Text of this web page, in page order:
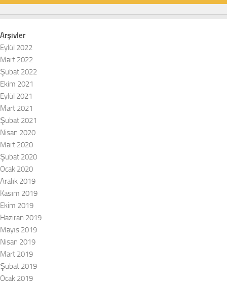
Arşivler
Eylül 2022
Mart 2022
Şubat 2022
Ekim 2021
Eylül 2021
Mart 2021
Şubat 2021
Nisan 2020
Mart 2020
Şubat 2020
Ocak 2020
Aralık 2019
Kasım 2019
Ekim 2019
Haziran 2019
Mayıs 2019
Nisan 2019
Mart 2019
Şubat 2019
Ocak 2019